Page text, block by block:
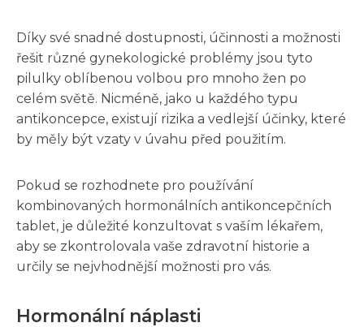
Díky své snadné dostupnosti, účinnosti a možnosti
řešit různé gynekologické problémy jsou tyto
pilulky oblíbenou volbou pro mnoho žen po
celém světě. Nicméně, jako u každého typu
antikoncepce, existují rizika a vedlejší účinky, které
by měly být vzaty v úvahu před použitím.
Pokud se rozhodnete pro používání
kombinovaných hormonálních antikoncepčních
tablet, je důležité konzultovat s vaším lékařem,
aby se zkontrolovala vaše zdravotní historie a
určily se nejvhodnější možnosti pro vás.
Hormonální náplasti